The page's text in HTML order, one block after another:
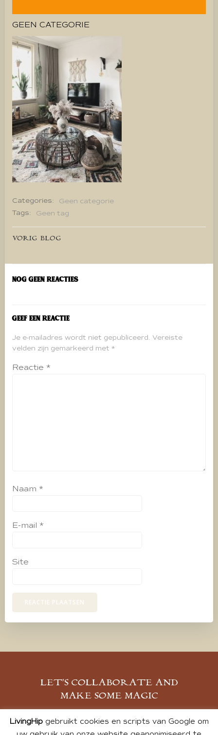
GEEN CATEGORIE
Categories:
Geen categorie
Tags:
Geen tag
Bericht
navigatie
VORIG BLOG
Nog geen reacties
Geef een reactie
Je e-mailadres wordt niet gepubliceerd. Vereiste
velden zijn gemarkeerd met *
Reactie *
Naam *
E-mail *
Site
LET’S COLLABORATE AND
MAKE SOME MAGIC
MELD JE AAN
LivingHipgebruikt cookies en scripts van Google om